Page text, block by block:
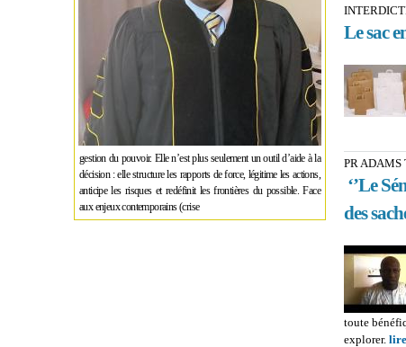
gestion du pouvoir. Elle n’est plus seulement un outil d’aide à la
décision : elle structure les rapports de force, légitime les actions,
anticipe les risques et redéfinit les frontières du possible. Face
aux enjeux contemporains (crise
Le sac
PR ADAMS
‘’Le
des
toute
explorer.